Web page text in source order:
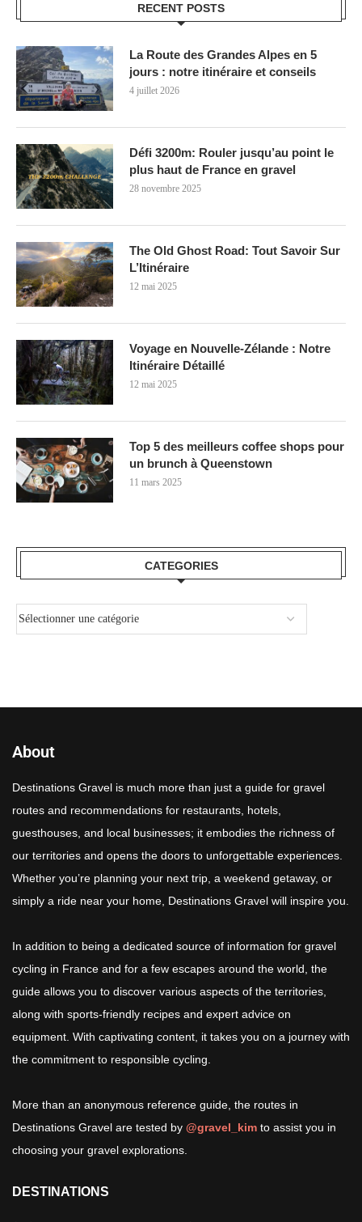
RECENT POSTS
La Route des Grandes Alpes en 5
jours : notre itinéraire et conseils
4 juillet 2026
Défi 3200m: Rouler jusqu’au point le
plus haut de France en gravel
28 novembre 2025
The Old Ghost Road: Tout Savoir Sur
L’Itinéraire
12 mai 2025
Voyage en Nouvelle-Zélande : Notre
Itinéraire Détaillé
12 mai 2025
Top 5 des meilleurs coffee shops pour
un brunch à Queenstown
11 mars 2025
CATEGORIES
About
Destinations Gravel is much more than just a guide for gravel
routes and recommendations for restaurants, hotels,
guesthouses, and local businesses; it embodies the richness of
our territories and opens the doors to unforgettable experiences.
Whether you’re planning your next trip, a weekend getaway, or
simply a ride near your home, Destinations Gravel will inspire you.
In addition to being a dedicated source of information for gravel
cycling in France and for a few escapes around the world, the
guide allows you to discover various aspects of the territories,
along with sports-friendly recipes and expert advice on
equipment. With captivating content, it takes you on a journey with
the commitment to responsible cycling.
More than an anonymous reference guide, the routes in
Destinations Gravel are tested by @gravel_kim to assist you in
choosing your gravel explorations.
DESTINATIONS